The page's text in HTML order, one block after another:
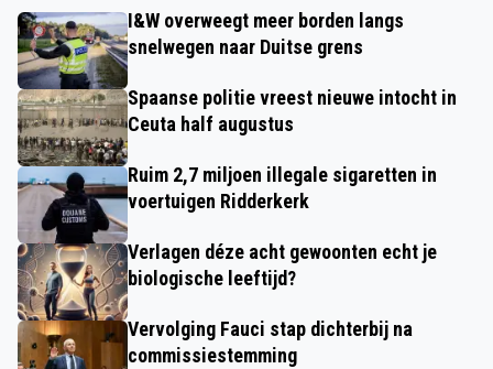
I&W overweegt meer borden langs
snelwegen naar Duitse grens
Spaanse politie vreest nieuwe intocht in
Ceuta half augustus
Ruim 2,7 miljoen illegale sigaretten in
voertuigen Ridderkerk
Verlagen déze acht gewoonten echt je
biologische leeftijd?
Vervolging Fauci stap dichterbij na
commissiestemming